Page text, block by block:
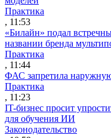
Практика
, 11:53
«Билайн» подал
названии бренда
Практика
, 11:44
ФАС запретила
Практика
, 11:23
IT-бизнес просит
для обучения ИИ
Законодательство